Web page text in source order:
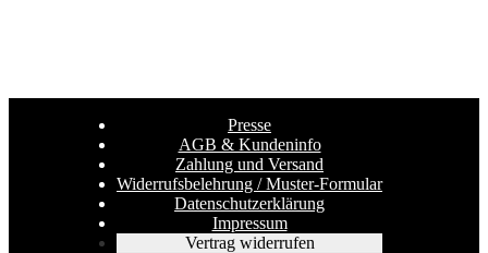
Presse
AGB & Kundeninfo
Zahlung und Versand
Widerrufsbelehrung / Muster-Formular
Datenschutzerklärung
Impressum
Vertrag widerrufen